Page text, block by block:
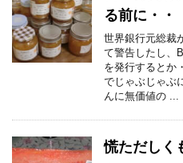
る前に・・
世界銀行元総裁
て警告したし、
を発行するとか
でじゃぶじゃぶ
んに無価値の ...
慌ただしく